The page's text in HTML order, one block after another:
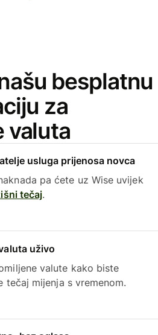
besplatnu
za
valuta
usluga prijenosa novca
pa ćete uz Wise uvijek
tečaj.
uživo
valute kako biste
tečaj mijenja s vremenom.